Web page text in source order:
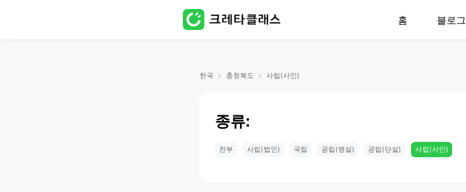
홈 블로그
한국 충청북도 사립(사인)
종류:
전부 사립(법인) 국립 공립(병설) 공립(단설) 사립(사인)